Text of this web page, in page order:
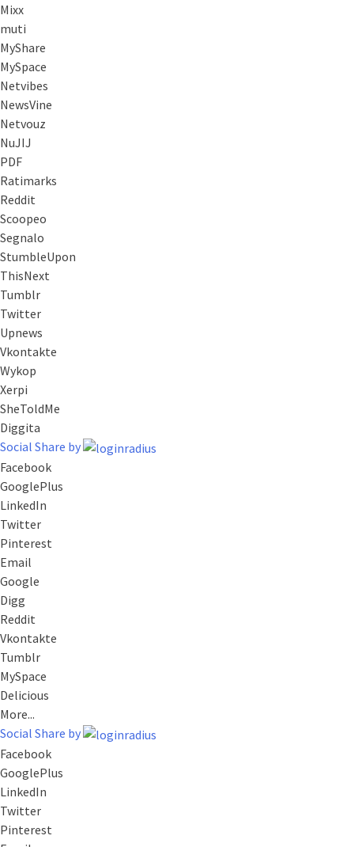
Mixx
muti
MyShare
MySpace
Netvibes
NewsVine
Netvouz
NuJIJ
PDF
Ratimarks
Reddit
Scoopeo
Segnalo
StumbleUpon
ThisNext
Tumblr
Twitter
Upnews
Vkontakte
Wykop
Xerpi
SheToldMe
Diggita
Social Share by
Facebook
GooglePlus
LinkedIn
Twitter
Pinterest
Email
Google
Digg
Reddit
Vkontakte
Tumblr
MySpace
Delicious
More...
Social Share by
Facebook
GooglePlus
LinkedIn
Twitter
Pinterest